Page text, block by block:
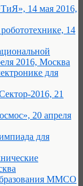
14 мая 2016,
14
2016, Москва
для
2016, 21
20 апреля
для
ММСО